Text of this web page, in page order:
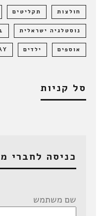
חולצות תקליטים
נוסטלגיה ישראלית
אוספים ילדים
סל קניות
כניסה לחברי
שם משתמש